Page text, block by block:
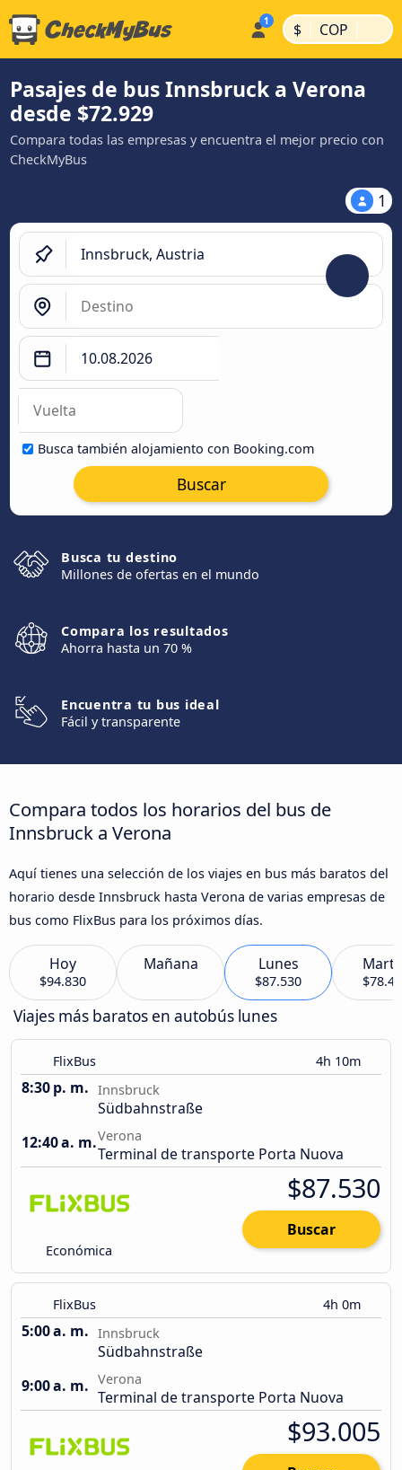
$ | COP |
Pasajes de bus Innsbruck a Verona
desde $72.929
Compara todas las empresas y encuentra el mejor precio con
CheckMyBus
1
Busca también alojamiento con Booking.com
Buscar
Busca tu destino
Millones de ofertas en el mundo
Compara los resultados
Ahorra hasta un 70 %
Encuentra tu bus ideal
Fácil y transparente
Compara todos los horarios del bus de
Innsbruck a Verona
Aquí tienes una selección de los viajes en bus más baratos del
horario desde Innsbruck hasta Verona de varias empresas de
bus como FlixBus para los próximos días.
Hoy
$94.830
Mañana Lunes
$87.530
Viajes más baratos en autobús lunes
FlixBus 4h 10m
8:30 p. m. Innsbruck
Südbahnstraße
12:40 a. m.Verona
Terminal de transporte Porta Nuova
Económica
$87.530
Buscar
FlixBus 4h 0m
5:00 a. m. Innsbruck
Südbahnstraße
9:00 a. m. Verona
Terminal de transporte Porta Nuova
$93.005